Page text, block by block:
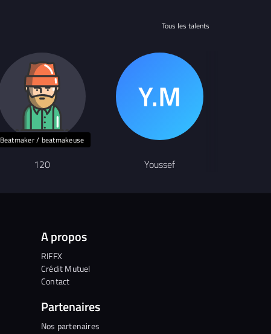
Tous les talents
Beatmaker / beatmakeuse
120 Youssef
A propos
RIFFX
Crédit Mutuel
Contact
Partenaires
Nos partenaires